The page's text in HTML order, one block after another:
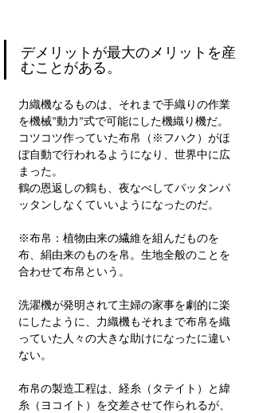
デメリットが最大のメリットを産
むことがある。
力織機なるものは、それまで手織りの作業
を機械”動力”式で可能にした機織り機だ。
コツコツ作っていた布帛（※フハク）がほ
ぼ自動で行われるようになり、世界中に広
まった。
鶴の恩返しの鶴も、夜なべしてパッタンパ
ッタンしなくていいようになったのだ。
※布帛：植物由来の繊維を組んだものを
布、絹由来のものを帛。生地全般のことを
合わせて布帛という。
洗濯機が発明されて主婦の家事を劇的に楽
にしたように、力織機もそれまで布帛を織
っていた人々の大きな助けになったに違い
ない。
布帛の製造工程は、経糸（タテイト）と緯
糸（ヨコイト）を交差させて作られるが、